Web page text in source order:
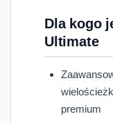
Dla kogo
Ultimate
premium